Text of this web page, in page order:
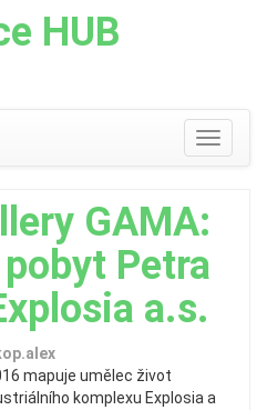
HUB
Toggle
GAMA:
Petra
a.s.
mapuje umělec život
komplexu Explosia a